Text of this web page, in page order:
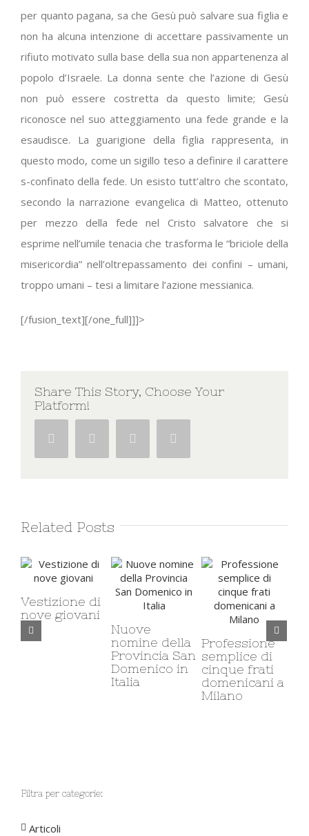
per quanto pagana, sa che Gesù può salvare sua figlia e
non ha alcuna intenzione di accettare passivamente un
rifiuto motivato sulla base della sua non appartenenza al
popolo d’Israele. La donna sente che l’azione di Gesù
non può essere costretta da questo limite; Gesù
riconosce nel suo atteggiamento una fede grande e la
esaudisce. La guarigione della figlia rappresenta, in
questo modo, come un sigillo teso a definire il carattere
s-confinato della fede. Un esisto tutt’altro che scontato,
secondo la narrazione evangelica di Matteo, ottenuto
per mezzo della fede nel Cristo salvatore che si
esprime nell’umile tenacia che trasforma le “briciole della
misericordia” nell’oltrepassamento dei confini – umani,
troppo umani – tesi a limitare l’azione messianica.
[/fusion_text][/one_full]]]>
Share This Story, Choose Your
Platform!
Facebook Twitter Google+
Related Posts
Vestizione di
nove giovani
Nuove
nomine della
Provincia San
Domenico in
Italia
Professione
semplice di
cinque frati
domenicani a
Milano
Filtra per categorie:
Articoli